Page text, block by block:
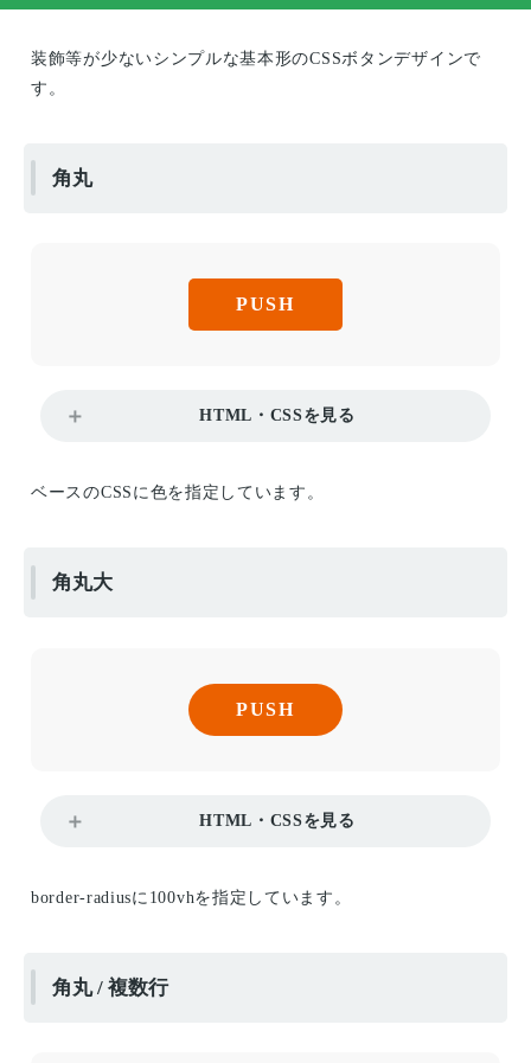
装飾等が少ないシンプルな基本形のCSSボタンデザインで
す。
角丸
PUSH
HTML・CSSを見る
ベースのCSSに色を指定しています。
角丸大
PUSH
HTML・CSSを見る
border-radiusに100vhを指定しています。
角丸 / 複数行